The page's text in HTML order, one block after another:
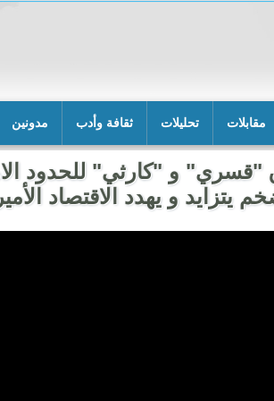
مقابلات تحليلات ثقافة وأدب مدونين
"قسري" و "كارثي" للحدود
يتزايد و يهدد الاقتصاد